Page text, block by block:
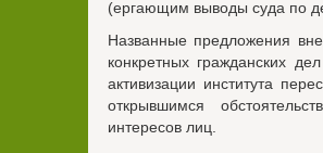
(ергающим выводы суда по
Названные предложения
конкретных гражданских
активизации института
открывшимся
интересов лиц.